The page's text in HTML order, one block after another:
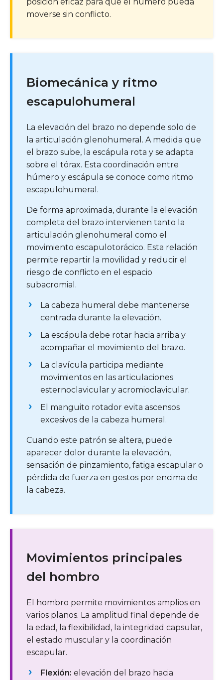
moverse sin conflicto.
Biomecánica y ritmo
escapulohumeral
La elevación del brazo no depende solo de
la articulación glenohumeral. A medida que
el brazo sube, la escápula rota y se adapta
sobre el tórax. Esta coordinación entre
húmero y escápula se conoce como ritmo
escapulohumeral.
De forma aproximada, durante la elevación
completa del brazo intervienen tanto la
articulación glenohumeral como el
movimiento escapulotorácico. Esta relación
permite repartir la movilidad y reducir el
riesgo de conflicto en el espacio
subacromial.
La cabeza humeral debe mantenerse
centrada durante la elevación.
La escápula debe rotar hacia arriba y
acompañar el movimiento del brazo.
La clavícula participa mediante
movimientos en las articulaciones
esternoclavicular y acromioclavicular.
El manguito rotador evita ascensos
excesivos de la cabeza humeral.
Cuando este patrón se altera, puede
aparecer dolor durante la elevación,
sensación de pinzamiento, fatiga escapular o
pérdida de fuerza en gestos por encima de
la cabeza.
Movimientos principales
del hombro
El hombro permite movimientos amplios en
varios planos. La amplitud final depende de
la edad, la flexibilidad, la integridad capsular,
el estado muscular y la coordinación
escapular.
Flexión: elevación del brazo hacia